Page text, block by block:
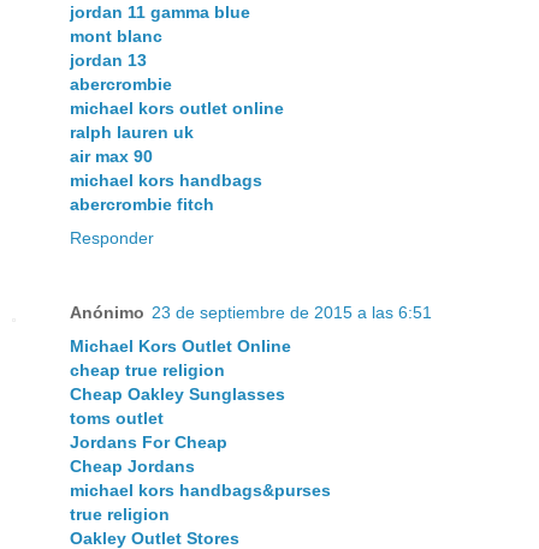
jordan 11 gamma blue
mont blanc
jordan 13
abercrombie
michael kors outlet online
ralph lauren uk
air max 90
michael kors handbags
abercrombie fitch
Responder
Anónimo 23 de septiembre de 2015 a las 6:51
Michael Kors Outlet Online
cheap true religion
Cheap Oakley Sunglasses
toms outlet
Jordans For Cheap
Cheap Jordans
michael kors handbags&purses
true religion
Oakley Outlet Stores